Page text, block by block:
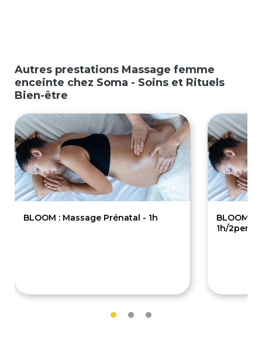
Autres prestations Massage femme
enceinte chez Soma - Soins et Rituels
Bien-être
BLOOM : Massage Prénatal - 1h
BLOOM :
1h/2pers